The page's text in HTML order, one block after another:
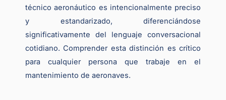
técnico aeronáutico es intencionalmente preciso
y estandarizado, diferenciándose
significativamente del lenguaje conversacional
cotidiano. Comprender esta distinción es crítico
para cualquier persona que trabaje en el
mantenimiento de aeronaves.